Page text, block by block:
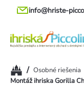
Prejsť
info@hriste-
Domov
/ Osobné riešenia
Montáž ihriska Gorilla